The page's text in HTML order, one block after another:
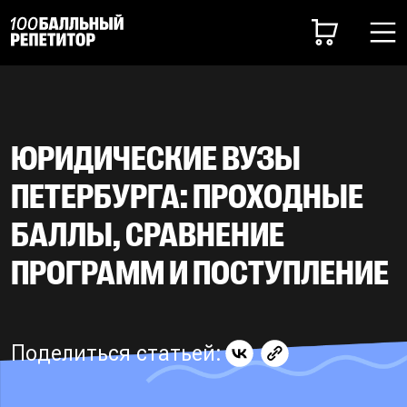
ЮРИДИЧЕСКИЕ ВУЗЫ
ПЕТЕРБУРГА: ПРОХОДНЫЕ
БАЛЛЫ, СРАВНЕНИЕ
ПРОГРАММ И ПОСТУПЛЕНИЕ
Поделиться статьей: